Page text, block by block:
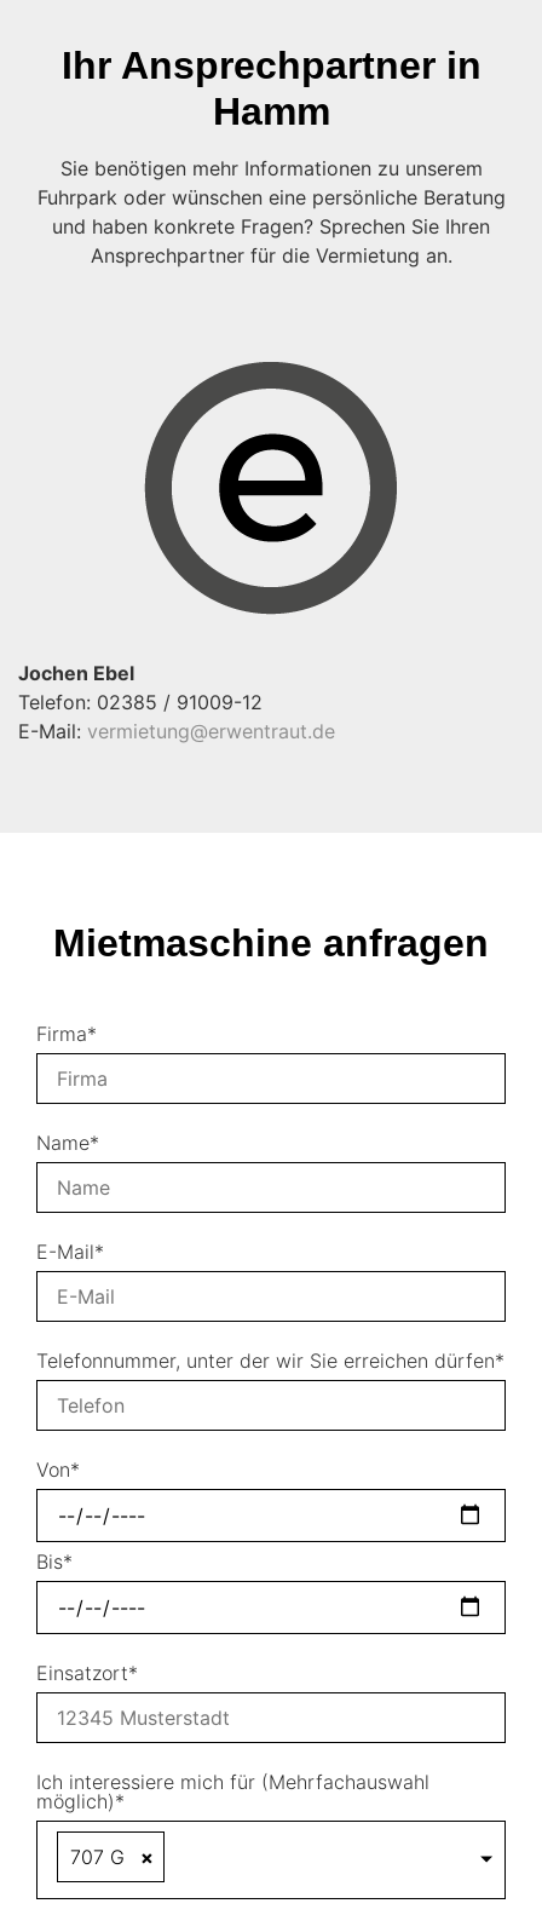
Ihr Ansprechpartner in
Hamm
Sie benötigen mehr Informationen zu unserem
Fuhrpark oder wünschen eine persönliche Beratung
und haben konkrete Fragen? Sprechen Sie Ihren
Ansprechpartner für die Vermietung an.
Jochen Ebel
Telefon: 02385 / 91009-12
E-Mail: vermietung@erwentraut.de
Mietmaschine anfragen
Firma*
Name*
E-Mail*
Telefonnummer, unter der wir Sie erreichen dürfen*
Von*
Bis*
Einsatzort*
Ich interessiere mich für (Mehrfachauswahl
möglich)*
×
707 G